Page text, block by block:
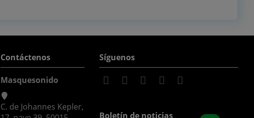
Contáctenos
Masquesonido
C. de Johannes Kepler,
Síguenos
Boletín de noticias